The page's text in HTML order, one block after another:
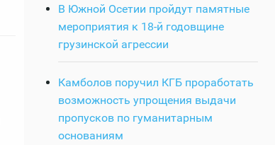
В Южной Осетии пройдут памятные
мероприятия к 18-й годовщине
грузинской агрессии
Камболов поручил КГБ проработать
возможность упрощения выдачи
пропусков по гуманитарным
основаниям